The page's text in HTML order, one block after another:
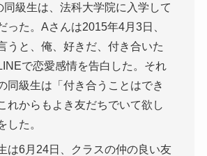
同級生は、法科大学院に入学して
った。Aさんは2015年4月3日、
うと、俺、好きだ、付き合いた
で恋愛感情を告白した。それ
同級生は「付き合うことはでき
れからもよき友だちでいて欲し
した。
は6月24日、クラスの仲の良い友